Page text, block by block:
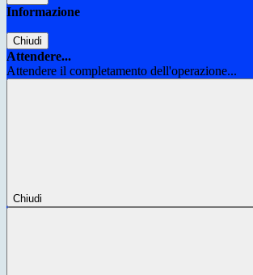
Informazione
Chiudi
Attendere...
Attendere il completamento dell'operazione...
Chiudi